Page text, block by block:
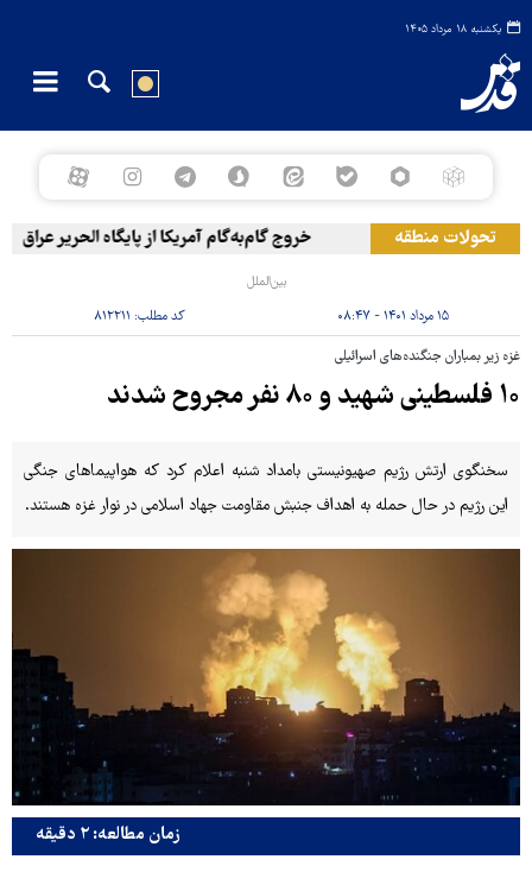
یکشنبه ۱۸ مرداد ۱۴۰۵
تحولات منطقه خروج گام‌به‌گام آمریکا از پایگاه الحریر عراق
بین‌الملل
۱۵ مرداد ۱۴۰۱ - ۰۸:۴۷ کد مطلب: ۸۱۲۲۱۱
غزه زیر بمباران جنگنده‌های اسرائیلی
۱۰ فلسطینی شهید و ۸۰ نفر مجروح شدند
سخنگوی ارتش رژیم صهیونیستی بامداد شنبه اعلام کرد که هواپیماهای جنگی
این رژیم در حال حمله به اهداف جنبش مقاومت جهاد اسلامی در نوار غزه هستند.
زمان مطالعه: ۲ دقیقه